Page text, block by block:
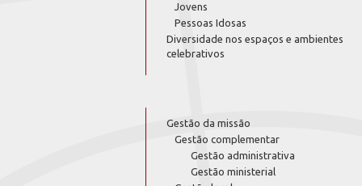
Jovens
Pessoas Idosas
Diversidade nos espaços e ambientes
celebrativos
Gestão da missão
Gestão complementar
Gestão administrativa
Gestão ministerial